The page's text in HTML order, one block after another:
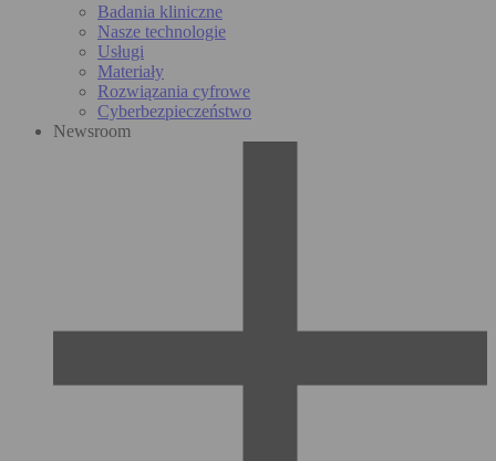
Badania kliniczne
Nasze technologie
Usługi
Materiały
Rozwiązania cyfrowe
Cyberbezpieczeństwo
Newsroom